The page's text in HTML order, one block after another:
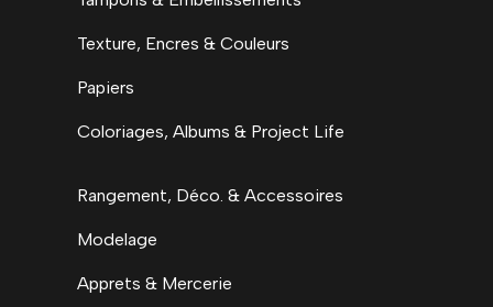
Texture, Encres & Couleurs
Papiers
Coloriages, Albums & Project Life
Rangement, Déco. & Accessoires
Modelage
Apprets & Mercerie